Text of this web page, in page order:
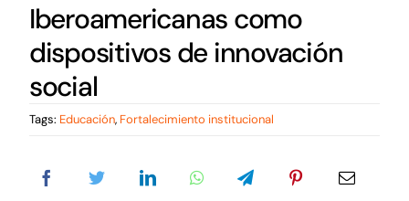
Noticias
Sumate
Iberoamericanas como
dispositivos de innovación
social
Tags: Educación, Fortalecimiento institucional